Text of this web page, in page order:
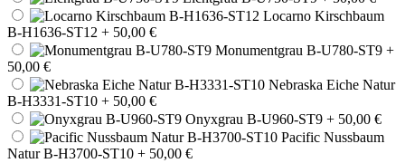
Locarno Kirschbaum
B-H1636-ST12 + 50,00 €
Monumentgrau B-U780-ST9 +
50,00 €
Nebraska Eiche Natur
B-H3331-ST10 + 50,00 €
Onyxgrau B-U960-ST9 + 50,00 €
Pacific Nussbaum
Natur B-H3700-ST10 + 50,00 €